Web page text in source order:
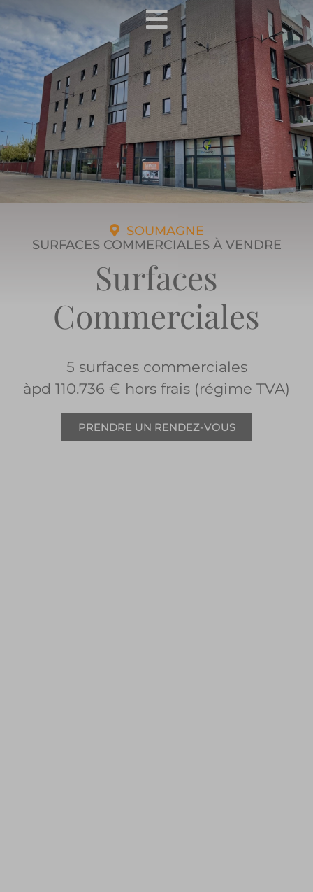
SOUMAGNE
SURFACES COMMERCIALES À VENDRE
Surfaces
Commerciales
5 surfaces commerciales
àpd 110.736 € hors frais (régime TVA)
PRENDRE UN RENDEZ-VOUS